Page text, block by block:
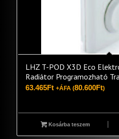
LHZ T-POD X3D Eco
Radiátor Programozható
63.465Ft +ÁFA (80.600Ft)
Kosárba teszem